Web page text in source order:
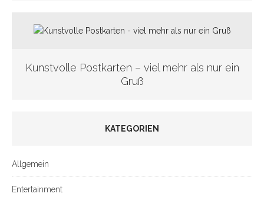
Kunstvolle Postkarten – viel mehr als nur ein
Gruß
KATEGORIEN
Allgemein
Entertainment